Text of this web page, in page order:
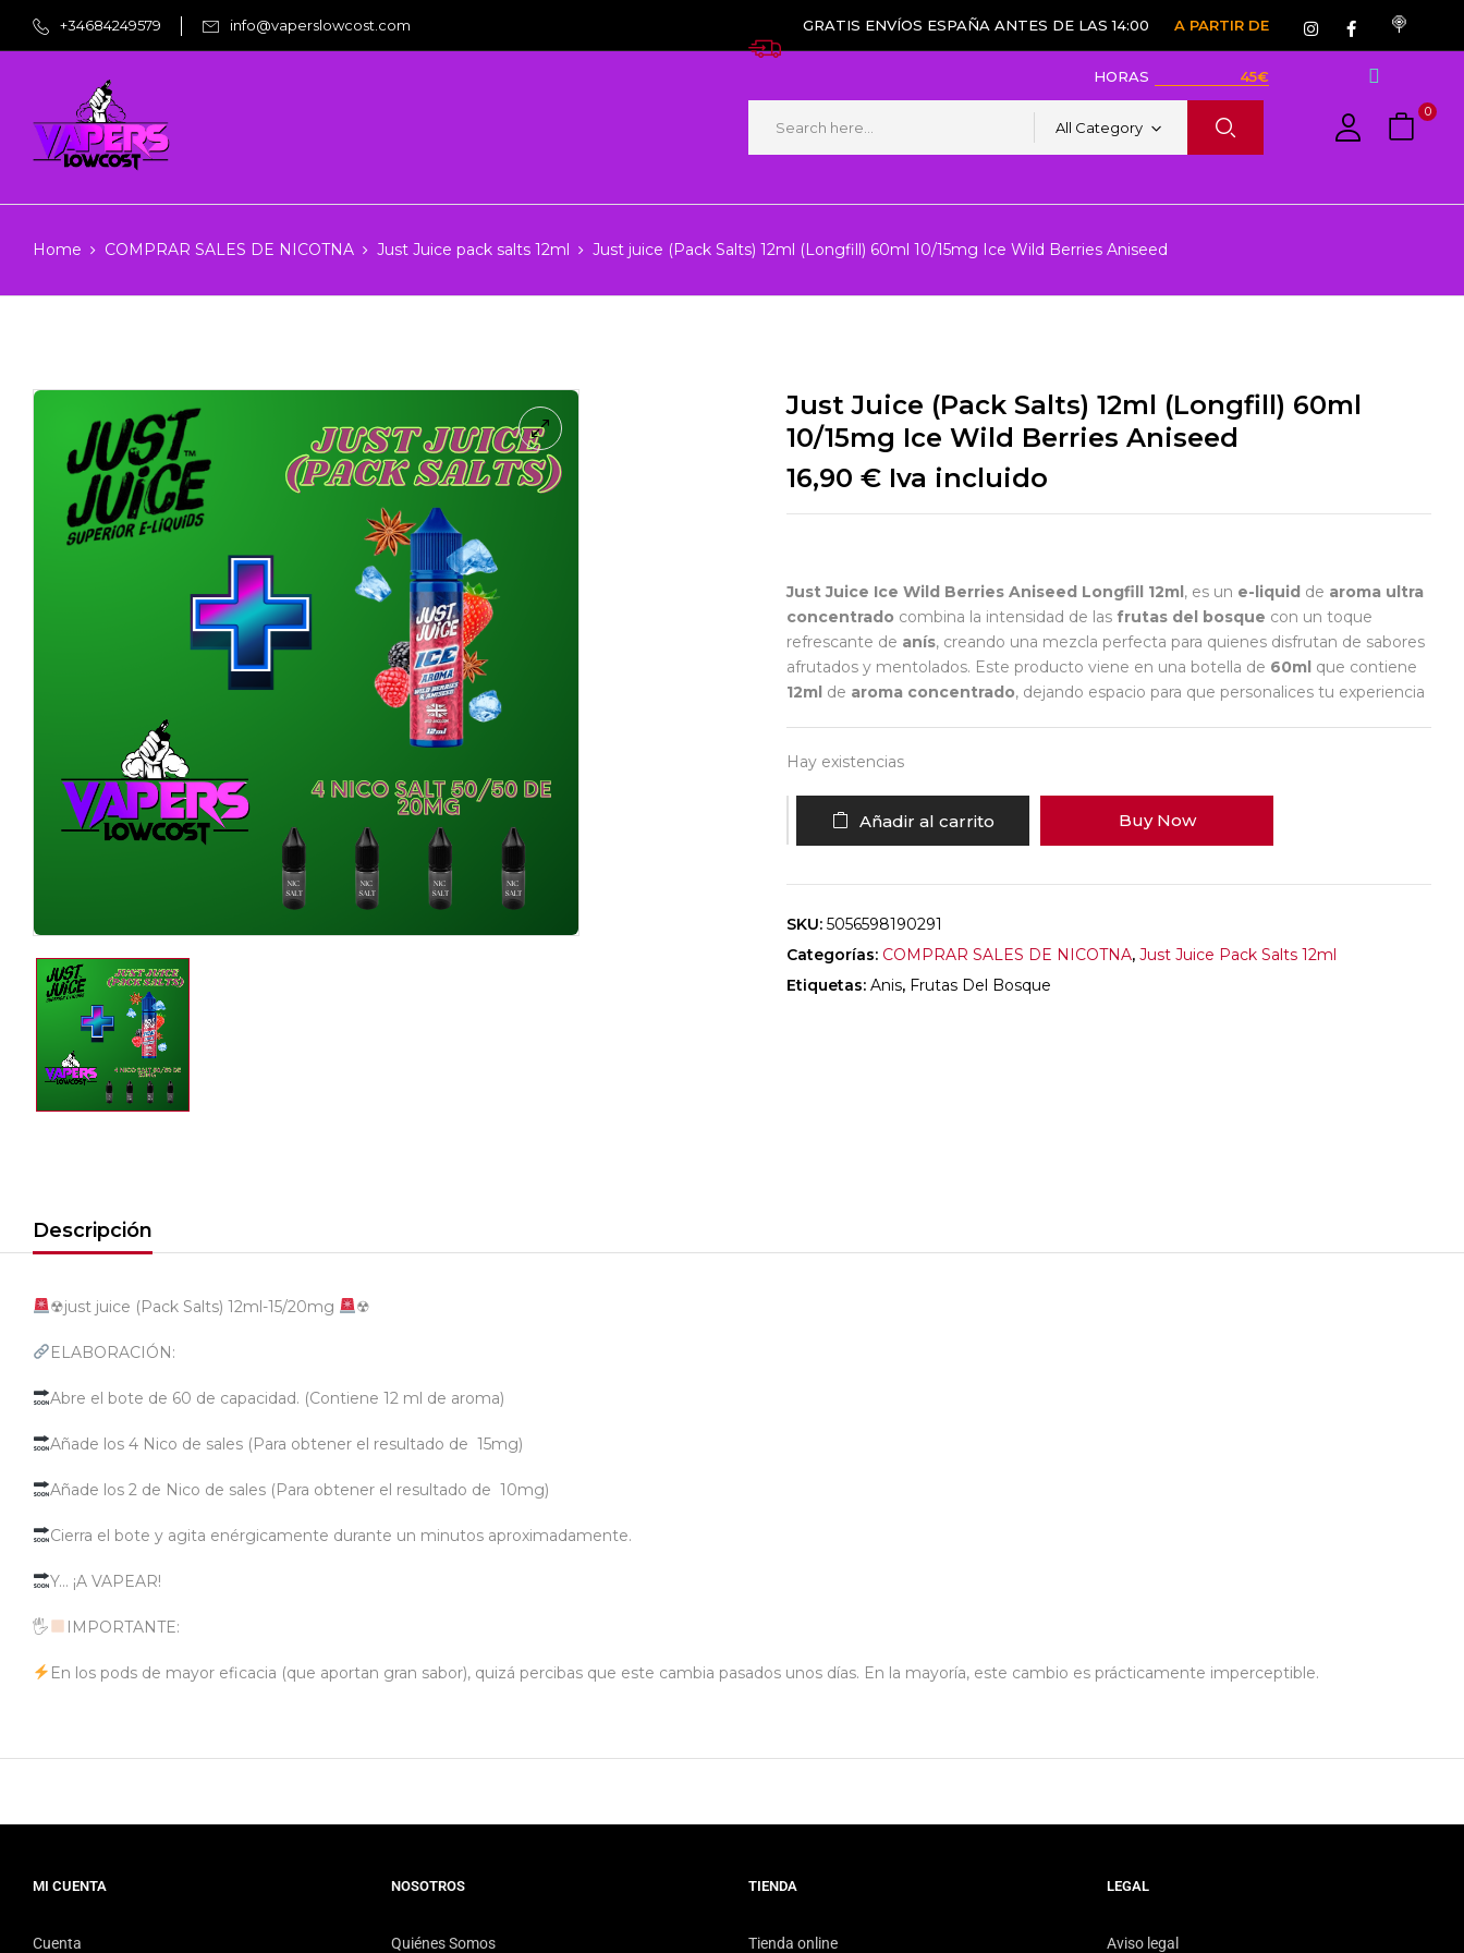
+34684249579 info@vaperslowcost.com GRATIS ENVÍOS ESPAÑA ANTES DE LAS 14:00
HORAS
A PARTIR DE
45€
All Category
0
Home COMPRAR SALES DE NICOTNA Just Juice pack salts 12ml Just juice (Pack Salts) 12ml (Longfill) 60ml 10/15mg Ice Wild Berries Aniseed
Just Juice (Pack Salts) 12ml (Longfill) 60ml
10/15mg Ice Wild Berries Aniseed
16,90 € Iva incluido
Just Juice Ice Wild Berries Aniseed Longfill 12ml, es un e-liquid de aroma ultra
concentrado combina la intensidad de las frutas del bosque con un toque
refrescante de anís, creando una mezcla perfecta para quienes disfrutan de sabores
afrutados y mentolados. Este producto viene en una botella de 60ml que contiene
12ml de aroma concentrado, dejando espacio para que personalices tu experiencia
Hay existencias
Añadir al carrito Buy Now
SKU: 5056598190291
Categorías: COMPRAR SALES DE NICOTNA, Just Juice Pack Salts 12ml
Etiquetas: Anis, Frutas Del Bosque
Descripción
☢just juice (Pack Salts) 12ml-15/20mg ☢
ELABORACIÓN:
Abre el bote de 60 de capacidad. (Contiene 12 ml de aroma)
Añade los 4 Nico de sales (Para obtener el resultado de 15mg)
Añade los 2 de Nico de sales (Para obtener el resultado de 10mg)
Cierra el bote y agita enérgicamente durante un minutos aproximadamente.
Y… ¡A VAPEAR!
🖐 IMPORTANTE:
En los pods de mayor eficacia (que aportan gran sabor), quizá percibas que este cambia pasados unos días. En la mayoría, este cambio es prácticamente imperceptible.
MI CUENTA
Cuenta
NOSOTROS
Quiénes Somos
TIENDA
Tienda online
LEGAL
Aviso legal